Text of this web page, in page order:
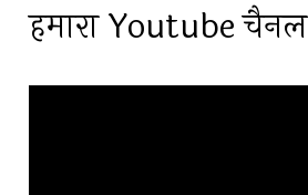
हमारा Youtube चैनल